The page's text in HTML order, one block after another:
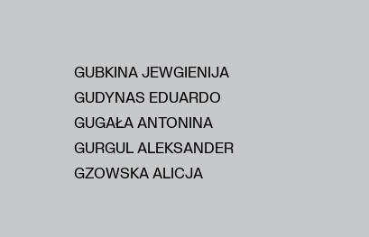
GUBKINA JEWGIENIJA
GUDYNAS EDUARDO
GUGAŁA ANTONINA
GURGUL ALEKSANDER
GZOWSKA ALICJA